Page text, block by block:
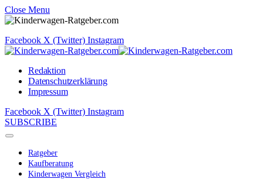
Close Menu
Facebook X (Twitter) Instagram
Redaktion
Datenschutzerklärung
Impressum
Facebook X (Twitter) Instagram
SUBSCRIBE
Ratgeber
Kaufberatung
Kinderwagen Vergleich